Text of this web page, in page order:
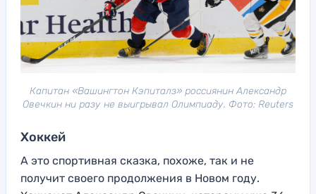
Капитан «Вашингтон Кэпиталз» россиянин Александр
Овечкин ни разу не выигрывал Олимпиаду. Фото: Reuters
Хоккей
А это спортивная сказка, похоже, так и не
получит своего продолжения в Новом году.